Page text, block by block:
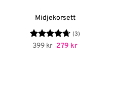
Midjekorsett
Betygsatt
(3)
399kr Det
279 krDet